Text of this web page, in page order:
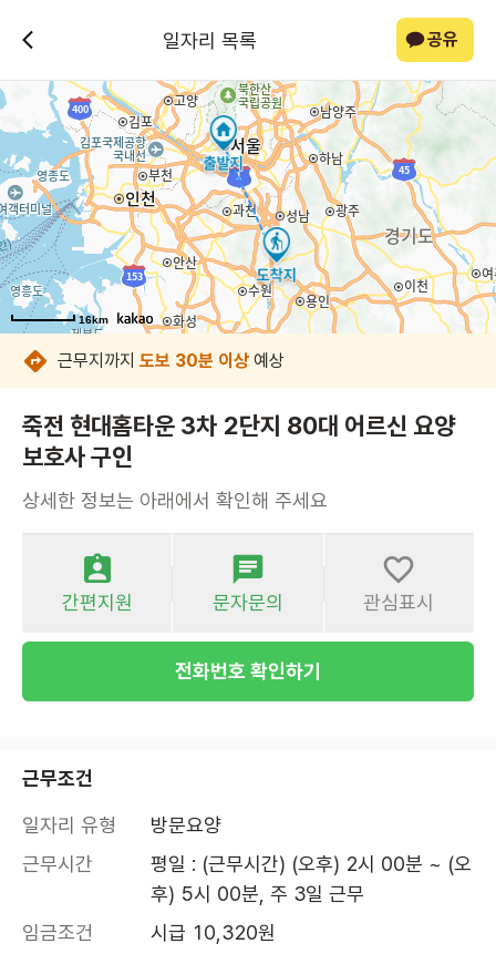
일자리 목록 공유
16km
16km
16km
16km
16km
16km
16km
16km
근무지까지 도보 30분 이상 예상
죽전 현대홈타운 3차 2단지 80대 어르신 요양
보호사 구인
상세한 정보는 아래에서 확인해 주세요
간편지원 문자문의 관심표시
전화번호 확인하기
근무조건
일자리 유형
방문요양
근무시간
평일 : (근무시간) (오후) 2시 00분 ~ (오
후) 5시 00분, 주 3일 근무
임금조건
시급 10,320원